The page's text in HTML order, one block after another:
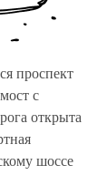
проспект
с
открыта
шоссе